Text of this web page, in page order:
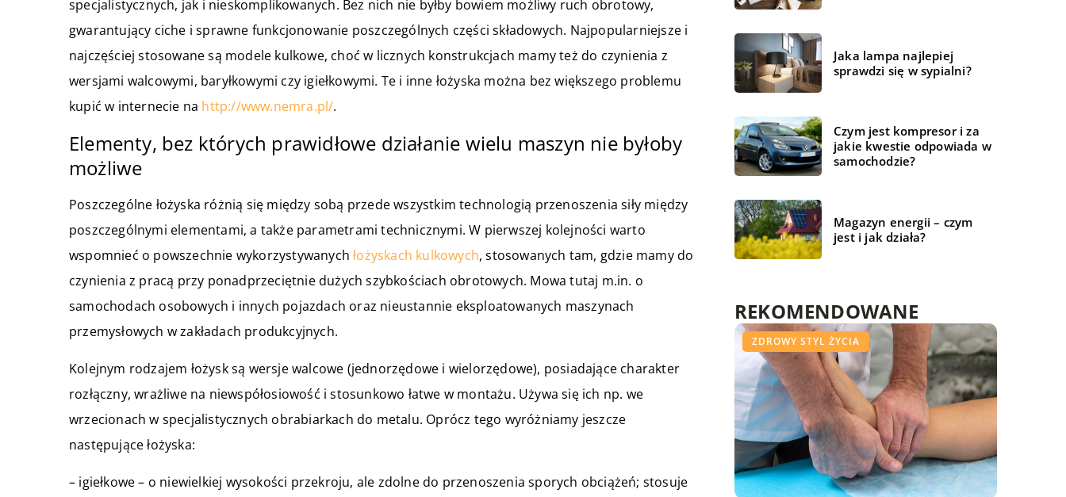
specjalistycznych, jak i nieskomplikowanych. Bez nich nie byłby bowiem możliwy ruch obrotowy,
gwarantujący ciche i sprawne funkcjonowanie poszczególnych części składowych. Najpopularniejsze i
najczęściej stosowane są modele kulkowe, choć w licznych konstrukcjach mamy też do czynienia z
wersjami walcowymi, baryłkowymi czy igiełkowymi. Te i inne łożyska można bez większego problemu
kupić w internecie na http://www.nemra.pl/.
Elementy, bez których prawidłowe działanie wielu maszyn nie byłoby
możliwe
Poszczególne łożyska różnią się między sobą przede wszystkim technologią przenoszenia siły między
poszczególnymi elementami, a także parametrami technicznymi. W pierwszej kolejności warto
wspomnieć o powszechnie wykorzystywanychłożyskach kulkowych, stosowanych tam, gdzie mamy do
czynienia z pracą przy ponadprzeciętnie dużych szybkościach obrotowych. Mowa tutaj m.in. o
samochodach osobowych i innych pojazdach oraz nieustannie eksploatowanych maszynach
przemysłowych w zakładach produkcyjnych.
Kolejnym rodzajem łożysk są wersje walcowe (jednorzędowe i wielorzędowe), posiadające charakter
rozłączny, wrażliwe na niewspółosiowość i stosunkowo łatwe w montażu. Używa się ich np. we
wrzecionach w specjalistycznych obrabiarkach do metalu. Oprócz tego wyróżniamy jeszcze
następujące łożyska:
– igiełkowe – o niewielkiej wysokości przekroju, ale zdolne do przenoszenia sporych obciążeń; stosuje
Jaka lampa najlepiej
sprawdzi się w sypialni?
Czym jest kompresor i za
jakie kwestie odpowiada w
samochodzie?
Magazyn energii – czym
jest i jak działa?
REKOMENDOWANE
ŻYCIE I STYL
ZDROWY STYL ŻYCIA
WSZYSTKO WOKÓŁ DOMU